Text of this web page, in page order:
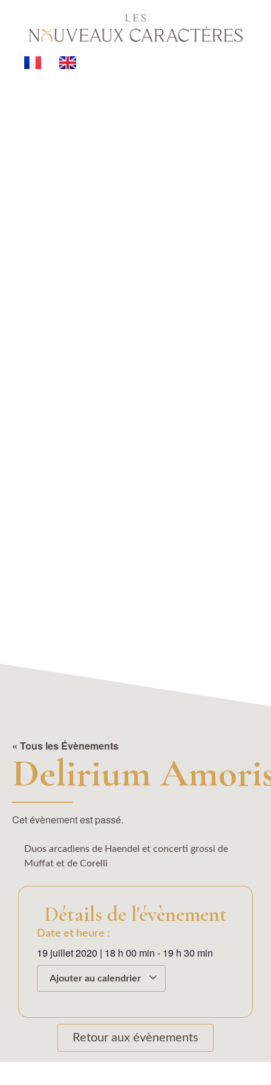
« Tous les Évènements
Delirium
Cet évènement est passé.
Duos arcadiens de Haendel et concerti grossi de
Muffat et de Corelli
Détails de l'évènement
Date et heure :
19 juillet 2020 | 18 h 00 min - 19 h 30 min
Ajouter au calendrier
Retour aux évènements